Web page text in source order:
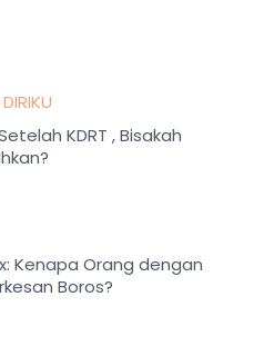
KDRT , Bisakah
Kenapa Orang dengan
Boros?